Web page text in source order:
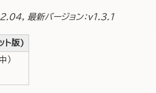
最新バージョン：v1.3.1
ト版)
）